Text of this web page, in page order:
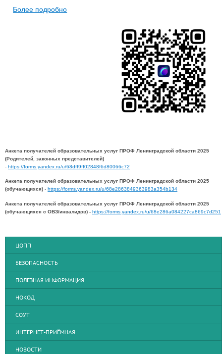
Более подробно
Анкета получателей образовательных услуг ПРОФ Ленинградской области 2025
(Родителей, законных представителей)
- https://forms.yandex.ru/u/68dff9ff02848f6d80066c72
Анкета получателей образовательных услуг ПРОФ Ленинградской области 2025
(обучающихся) - https://forms.yandex.ru/u/68e2863849363983a354b134
Анкета получателей образовательных услуг ПРОФ Ленинградской области 2025
(обучающихся с ОВЗ/инвалидов) - https://forms.yandex.ru/u/68e286a084227ca869c7d251
ЦОПП
БЕЗОПАСНОСТЬ
ПОЛЕЗНАЯ ИНФОРМАЦИЯ
НОКОД
СОУТ
ИНТЕРНЕТ-ПРИЁМНАЯ
НОВОСТИ